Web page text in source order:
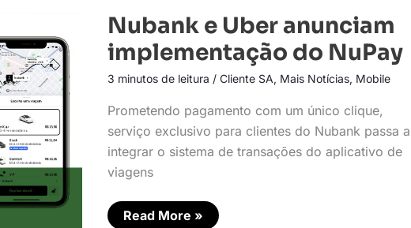
Nubank e Uber anunciam
implementação do NuPay
3 minutos de leitura / Cliente SA, Mais Notícias, Mobile
Prometendo pagamento com um único clique,
serviço exclusivo para clientes do Nubank passa a
integrar o sistema de transações do aplicativo de
viagens
Nubank
e
Uber
anunciam
implementação
do
Read More »